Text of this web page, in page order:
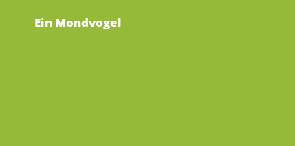
Ein Mondvogel